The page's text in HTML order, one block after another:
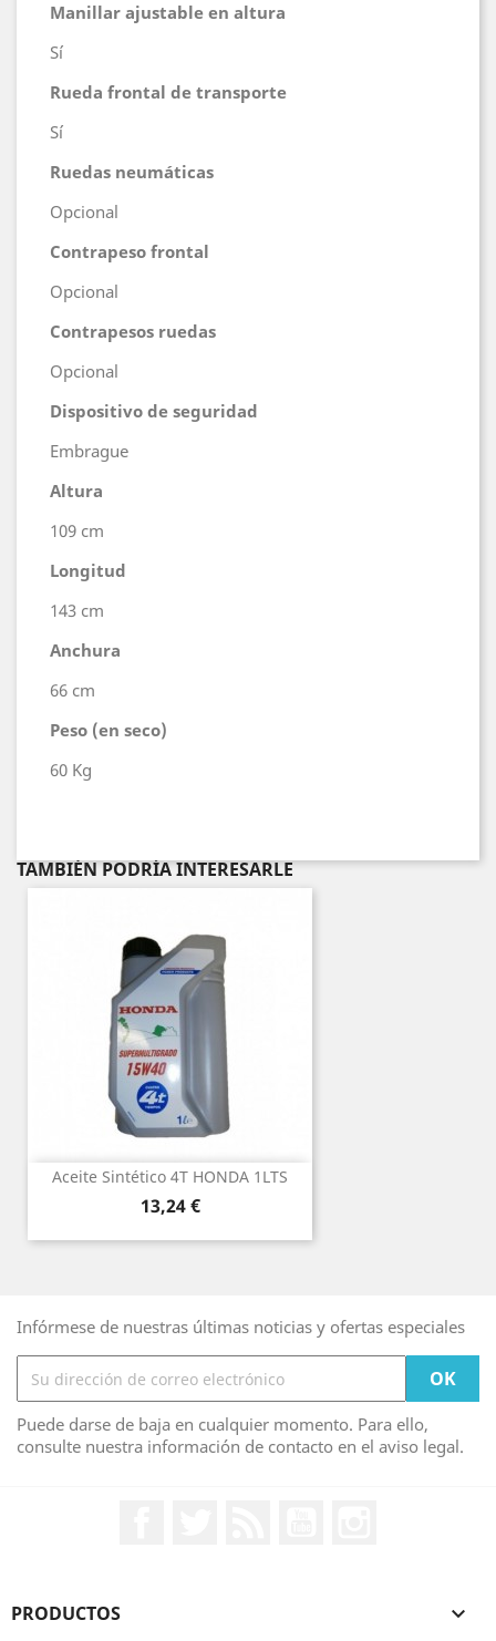
Manillar ajustable en altura
Sí
Rueda frontal de transporte
Sí
Ruedas neumáticas
Opcional
Contrapeso frontal
Opcional
Contrapesos ruedas
Opcional
Dispositivo de seguridad
Embrague
Altura
109 cm
Longitud
143 cm
Anchura
66 cm
Peso (en seco)
60 Kg
TAMBIÉN PODRÍA INTERESARLE
Aceite Sintético 4T HONDA 1LTS
Precio
13,24 €
Infórmese de nuestras últimas noticias y ofertas especiales
Puede darse de baja en cualquier momento. Para ello,
consulte nuestra información de contacto en el aviso legal.
PRODUCTOS 